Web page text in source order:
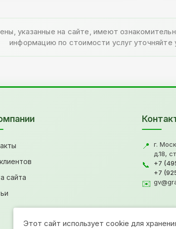
указанные на сайте, имеют
информацию по стоимости услуг
сайта
📍
г.
д.18,
📞 +7
+7
✉️
Этот сайт использует cookie для